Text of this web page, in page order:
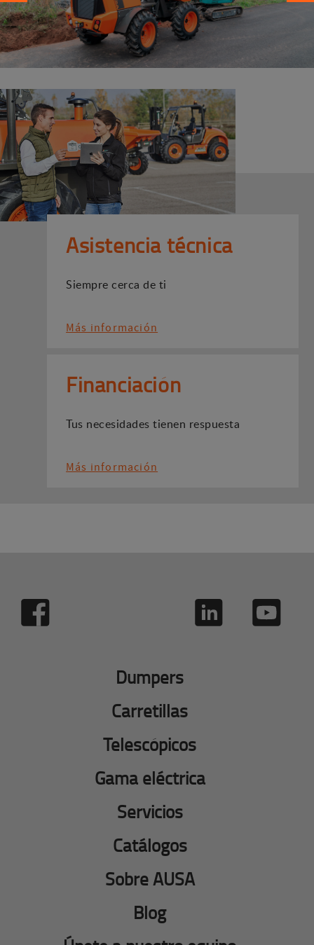
Asistencia técnica
Siempre cerca de ti
Más información
Financiación
Tus necesidades tienen respuesta
Más información
Dumpers
Carretillas
Telescópicos
Gama eléctrica
Servicios
Catálogos
Sobre AUSA
Blog